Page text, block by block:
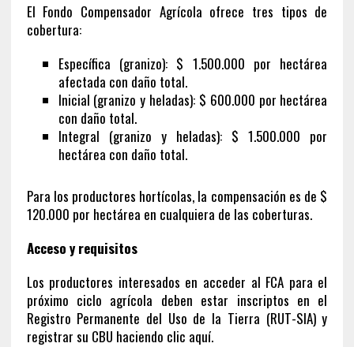
El Fondo Compensador Agrícola ofrece tres tipos de
cobertura:
Específica (granizo): $ 1.500.000 por hectárea
afectada con daño total.
Inicial (granizo y heladas): $ 600.000 por hectárea
con daño total.
Integral (granizo y heladas): $ 1.500.000 por
hectárea con daño total.
Para los productores hortícolas, la compensación es de $
120.000 por hectárea en cualquiera de las coberturas.
Acceso y requisitos
Los productores interesados en acceder al FCA para el
próximo ciclo agrícola deben estar inscriptos en el
Registro Permanente del Uso de la Tierra (RUT-SIA) y
registrar su CBU haciendo clic aquí.